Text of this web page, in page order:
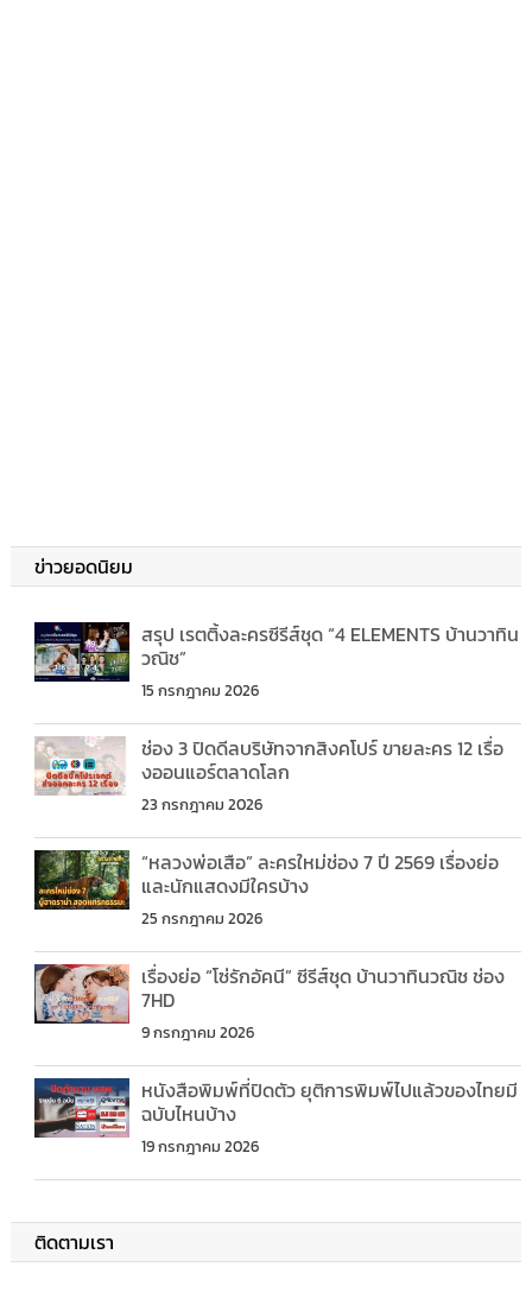
ข่าวยอดนิยม
สรุป เรตติ้งละครซีรีส์ชุด “4 ELEMENTS บ้านวาทิน
วณิช”
15 กรกฎาคม 2026
ช่อง 3 ปิดดีลบริษัทจากสิงคโปร์ ขายละคร 12 เรื่อ
งออนแอร์ตลาดโลก
23 กรกฎาคม 2026
“หลวงพ่อเสือ” ละครใหม่ช่อง 7 ปี 2569 เรื่องย่อ
และนักแสดงมีใครบ้าง
25 กรกฎาคม 2026
เรื่องย่อ “โซ่รักอัคนี” ซีรีส์ชุด บ้านวาทินวณิช ช่อง
7HD
9 กรกฎาคม 2026
หนังสือพิมพ์ที่ปิดตัว ยุติการพิมพ์ไปแล้วของไทยมี
ฉบับไหนบ้าง
19 กรกฎาคม 2026
ติดตามเรา